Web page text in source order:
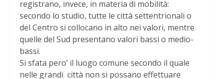
registrano, invece, in materia di mobilità:
secondo lo studio, tutte le città settentrionali o
del Centro si collocano in alto nei valori, mentre
quelle del Sud presentano valori bassi o medio-
bassi.
Si sfata pero’ il luogo comune secondo il quale
nelle grandi città non si possano effettuare